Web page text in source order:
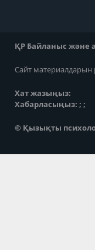
ҚР Байланыс және
Сайт материалдарын
Хат жазыңыз:
Хабарласыңыз: ; ;
© Қызықты